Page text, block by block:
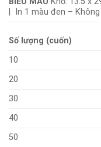
| In 1 màu đen –
Số lượng (cuốn)
10
20
30
40
50